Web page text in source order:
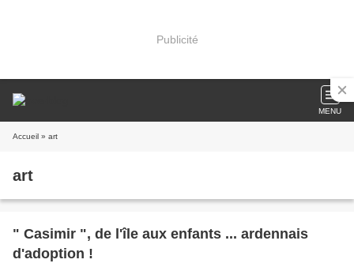
Publicité
MENU
Accueil » art
art
" Casimir ", de l'île aux enfants ... ardennais
d'adoption !